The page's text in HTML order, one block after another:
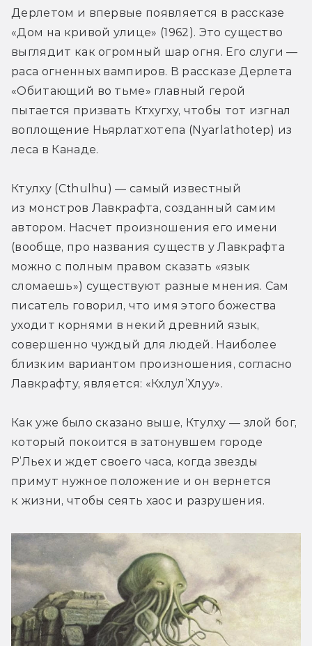
Дерлетом и впервые появляется в рассказе
«Дом на кривой улице» (1962). Это существо
выглядит как огромный шар огня. Его слуги —
раса огненных вампиров. В рассказе Дерлета
«Обитающий во тьме» главный герой
пытается призвать Ктхугху, чтобы тот изгнал
воплощение Ньярлатхотепа (Nyarlathotep) из
леса в Канаде.
Ктулху (Cthulhu) — самый известный
из монстров Лавкрафта, созданный самим
автором. Насчет произношения его имени
(вообще, про названия существ у Лавкрафта
можно с полным правом сказать «язык
сломаешь») существуют разные мнения. Сам
писатель говорил, что имя этого божества
уходит корнями в некий древний язык,
совершенно чуждый для людей. Наиболее
близким вариантом произношения, согласно
Лавкрафту, является: «Кхлул’Хлуу».
Как уже было сказано выше, Ктулху — злой бог,
который покоится в затонувшем городе
Р’Льех и ждет своего часа, когда звезды
примут нужное положение и он вернется
к жизни, чтобы сеять хаос и разрушения.